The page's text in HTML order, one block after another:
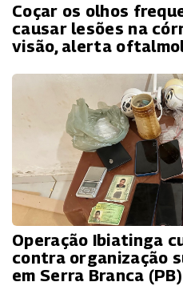
Coçar os olhos
causar lesões na
visão, alerta
Operação Ibiatinga
contra organização
em Serra Branca (PB)